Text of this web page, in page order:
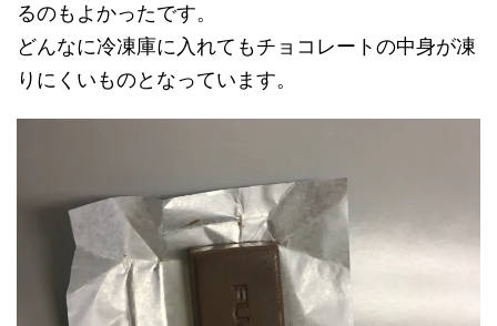
るのもよかったです。
どんなに冷凍庫に入れてもチョコレートの中身が凍
りにくいものとなっています。